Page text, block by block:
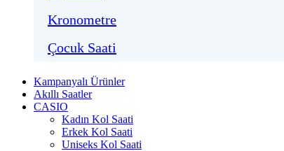
Kronometre
Çocuk Saati
Kampanyalı Ürünler
Akıllı Saatler
CASIO
Kadın Kol Saati
Erkek Kol Saati
Uniseks Kol Saati